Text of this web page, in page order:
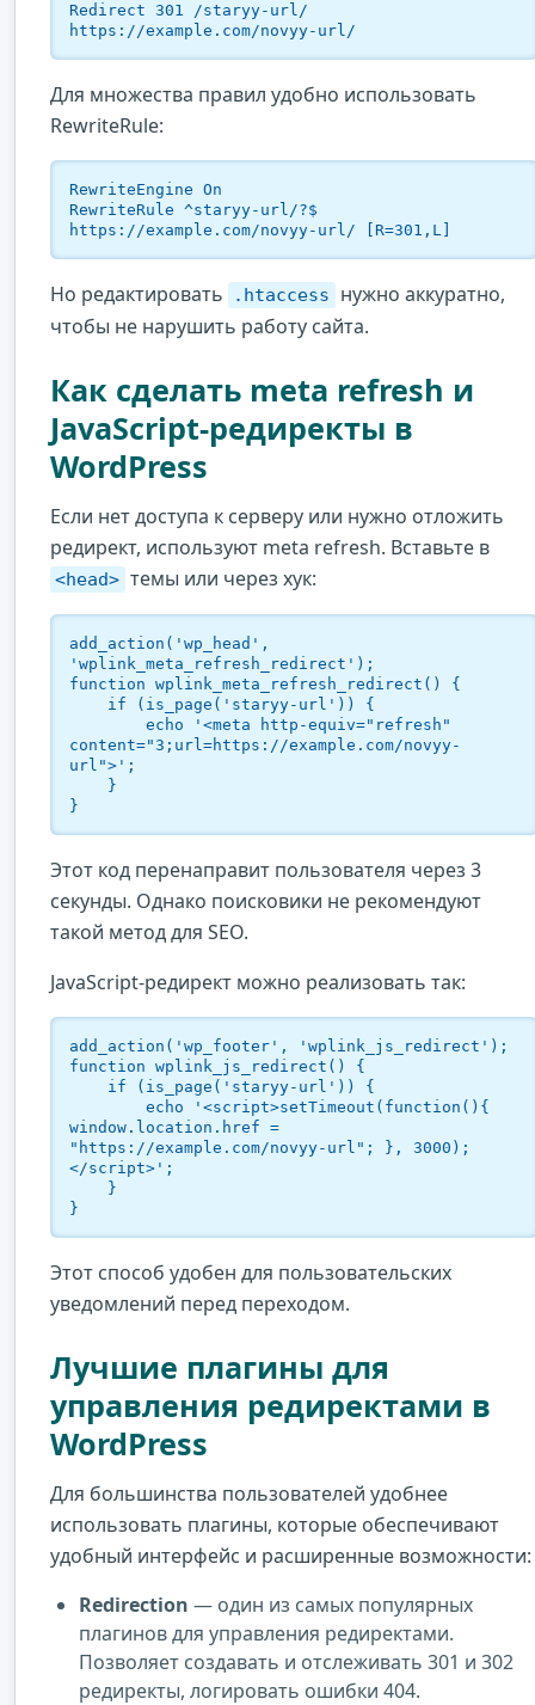
Redirect 301 /staryy-url/
https://example.com/novyy-url/
Для множества правил удобно использовать
RewriteRule:
RewriteEngine On
RewriteRule ^staryy-url/?$
https://example.com/novyy-url/ [R=301,L]
Но редактировать .htaccess
нужно аккуратно,
чтобы не нарушить работу сайта.
Как сделать meta refresh и
JavaScript-редиректы в
WordPress
Если нет доступа к серверу или нужно отложить
редирект, используют meta refresh. Вставьте в
<head> темы или через хук:
add_action('wp_head',
'wplink_meta_refresh_redirect');
function wplink_meta_refresh_redirect() {
content="3;url=https://example.com/novyy-
url">';
}
Этот код перенаправит пользователя через 3
секунды. Однако поисковики не рекомендуют
такой метод для SEO.
JavaScript-редирект можно реализовать так:
add_action('wp_footer', 'wplink_js_redirect');
function wplink_js_redirect() {
window.location.href =
"https://example.com/novyy-url"; }, 3000);
</script>';
}
Этот способ удобен для пользовательских
уведомлений перед переходом.
Лучшие плагины для
управления редиректами в
WordPress
Для большинства пользователей удобнее
использовать плагины, которые обеспечивают
удобный интерфейс и расширенные возможности:
Redirection — один из самых популярных
плагинов для управления редиректами.
Позволяет создавать и отслеживать 301 и 302
редиректы, логировать ошибки 404.